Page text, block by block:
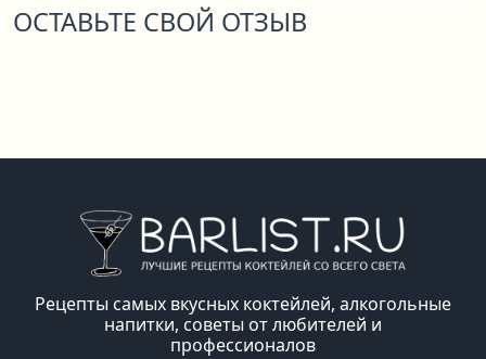
ОСТАВЬТЕ СВОЙ ОТЗЫВ
Рецепты самых вкусных коктейлей, алкогольные
напитки, советы от любителей и
профессионалов